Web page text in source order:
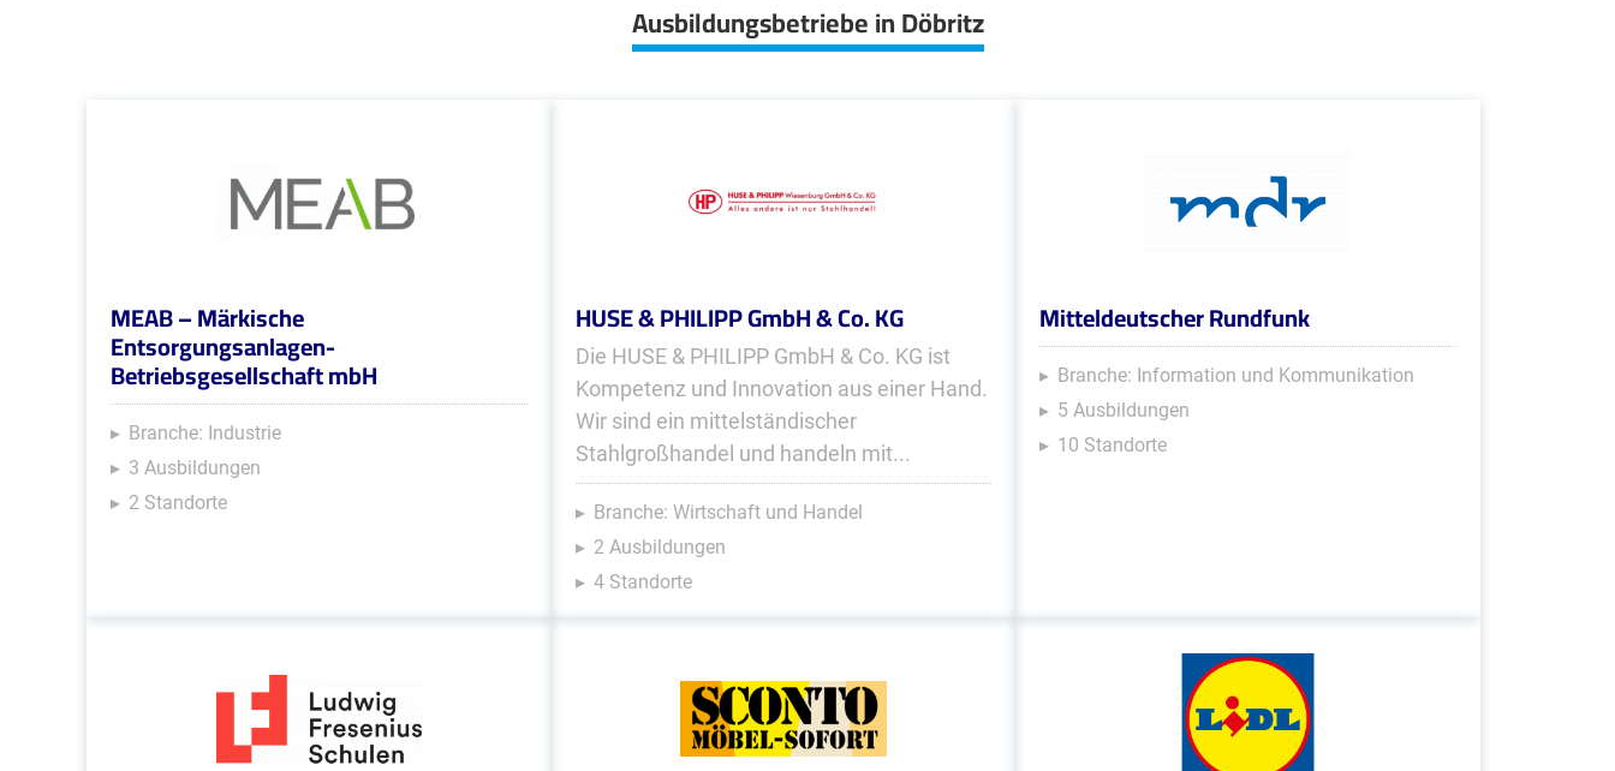
Ausbildungsbetriebe in Döbritz
MEAB – Märkische
Entsorgungsanlagen-
Betriebsgesellschaft mbH
Branche: Industrie
3 Ausbildungen
2 Standorte
HUSE & PHILIPP GmbH & Co. KG
Die HUSE & PHILIPP GmbH & Co. KG ist
Kompetenz und Innovation aus einer Hand.
Wir sind ein mittelständischer
Stahlgroßhandel und handeln mit...
Branche: Wirtschaft und Handel
2 Ausbildungen
4 Standorte
Mitteldeutscher Rundfunk
Branche: Information und Kommunikation
5 Ausbildungen
10 Standorte